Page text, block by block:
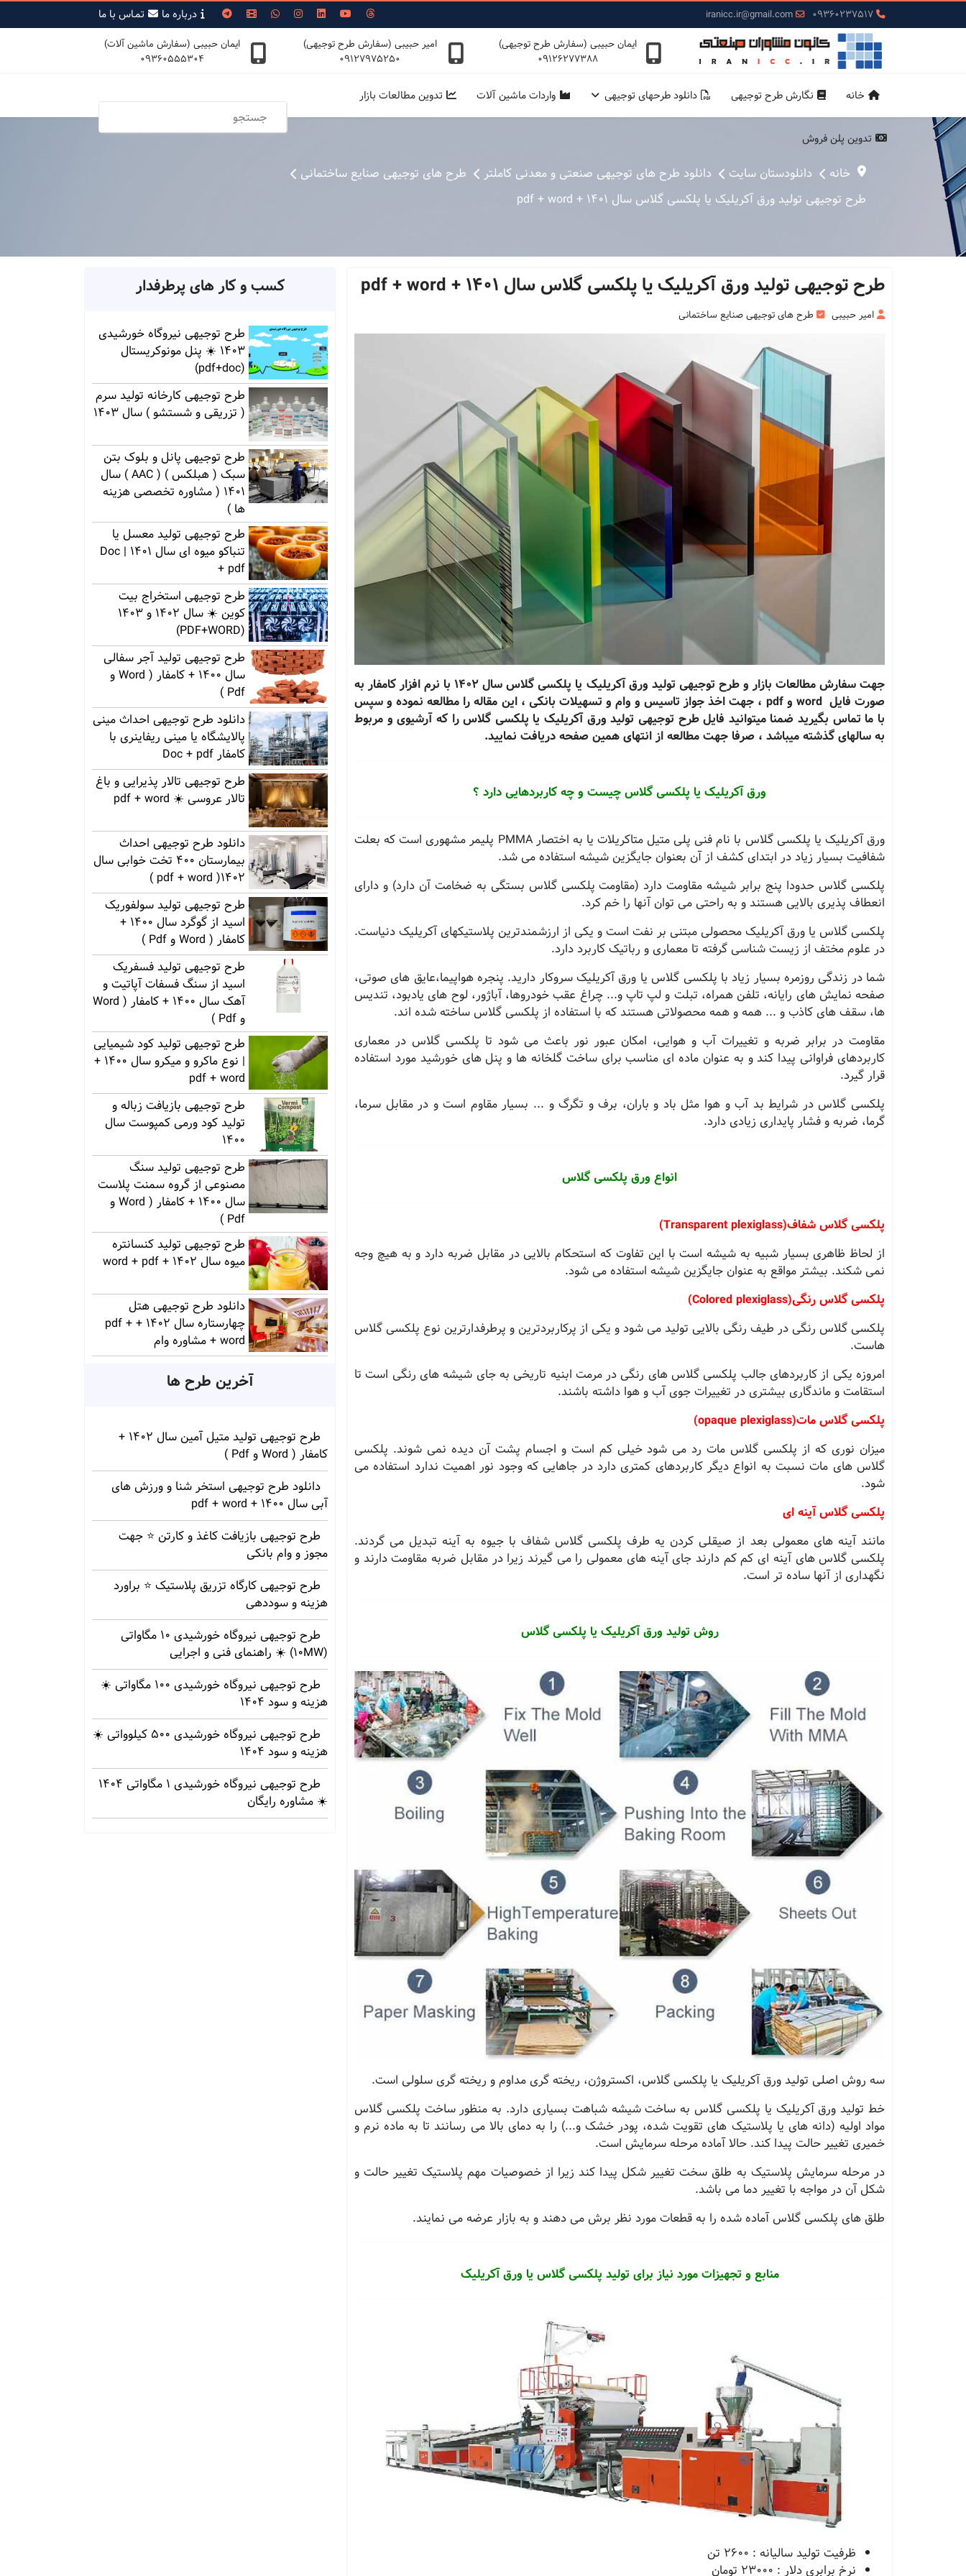
09360237517
iranicc.ir@gmail.com درباره ما تمـاس با ما
ایمان حبیبی (سفارش طرح توجیهی)
09126277388
امیر حبیبی (سفارش طرح توجیهی)
09127975250
ایمان حبیبی (سفارش ماشین آلات)
09360555304
خانه نگارش طرح توجیهی دانلود طرحهای توجیهی واردات ماشین آلات تدوین مطالعات بازار
تدوین پلن فروش
خانه دانلودستان سایت دانلود طرح های توجیهی صنعتی و معدنی کاملتر
طرح های توجیهی صنایع ساختمانی
طرح توجیهی تولید ورق آکریلیک یا پلکسی گلاس سال 1401 + pdf + word
طرح توجیهی تولید ورق آکریلیک یا پلکسی گلاس سال 1401 + pdf + word
امیر حبیبی طرح های توجیهی صنایع ساختمانی
جهت سفارش مطالعات بازار و طرح توجیهی تولید ورق آکریلیک یا پلکسی گلاس سال 1402 با نرم افزار کامفار به
صورت فایل word و pdf ، جهت اخذ جواز تاسیس و وام و تسهیلات بانکی ، این مقاله را مطالعه نموده و سپس
با ما تماس بگیرید ضمنا میتوانید فایل طرح توجیهی تولید ورق آکریلیک یا پلکسی گلاس را که آرشیوی و مربوط
به سالهای گذشته میباشد ، صرفا جهت مطالعه از انتهای همین صفحه دریافت نمایید.
ورق آکریلیک یا پلکسی گلاس چیست و چه کاربردهایی دارد ؟
ورق آکریلیک یا پلکسی گلاس با نام فنی پلی متیل متاکریلات یا به اختصارPMMA پلیمر مشهوری است که بعلت
شفافیت بسیار زیاد در ابتدای کشف از آن بعنوان جایگزین شیشه استفاده می شد.
پلکسی گلاس حدودا پنج برابر شیشه مقاومت دارد (مقاومت پلکسی گلاس بستگی به ضخامت آن دارد) و دارای
انعطاف پذیری بالایی هستند و به راحتی می توان آنها را خم کرد.
پلکسی گلاس یا ورق آکریلیک محصولی مبتنی بر نفت است و یکی از ارزشمندترین پلاستیکهای آکریلیک دنیاست.
در علوم مختف از زیست شناسی گرفته تا معماری و رباتیک کاربرد دارد.
شما در زندگی روزمره بسیار زیاد با پلکسی گلاس یا ورق آکریلیک سروکار دارید. پنجره هواپیما،عایق های صوتی،
صفحه نمایش های رایانه، تلفن همراه، تبلت و لپ تاپ و... چراغ عقب خودروها، آباژور، لوح های یادبود، تندیس
ها، سقف های کاذب و ... همه و همه محصولاتی هستند که با استفاده از پلکسی گلاس ساخته شده اند.
مقاومت در برابر ضربه و تغییرات آب و هوایی، امکان عبور نور باعث می شود تا پلکسی گلاس در معماری
کاربردهای فراوانی پیدا کند و به عنوان ماده ای مناسب برای ساخت گلخانه ها و پنل های خورشید مورد استفاده
قرار گیرد.
پلکسی گلاس در شرایط بد آب و هوا مثل باد و باران، برف و تگرگ و ... بسیار مقاوم است و در مقابل سرما،
گرما، ضربه و فشار پایداری زیادی دارد.
انواع ورق پلکسی گلاس
پلکسی گلاس شفاف(Transparent plexiglass)
از لحاظ ظاهری بسیار شبیه به شیشه است با این تفاوت که استحکام بالایی در مقابل ضربه دارد و به هیچ وجه
نمی شکند. بیشتر مواقع به عنوان جایگزین شیشه استفاده می شود.
پلکسی گلاس رنگی(Colored plexiglass)
پلکسی گلاس رنگی در طیف رنگی بالایی تولید می شود و یکی از پرکاربردترین و پرطرفدارترین نوع پلکسی گلاس
هاست.
امروزه یکی از کاربردهای جالب پلکسی گلاس های رنگی در مرمت ابنیه تاریخی به جای شیشه های رنگی است تا
استقامت و ماندگاری بیشتری در تغییرات جوی آب و هوا داشته باشند.
پلکسی گلاس مات(opaque plexiglass)
میزان نوری که از پلکسی گلاس مات رد می شود خیلی کم است و اجسام پشت آن دیده نمی شوند. پلکسی
گلاس های مات نسبت به انواع دیگر کاربردهای کمتری دارد در جاهایی که وجود نور اهمیت ندارد استفاده می
شود.
پلکسی گلاس آینه ای
مانند آینه های معمولی بعد از صیقلی کردن یه طرف پلکسی گلاس شفاف با جیوه به آینه تبدیل می گردند.
پلکسی گلاس های آینه ای کم کم دارند جای آینه های معمولی را می گیرند زیرا در مقابل ضربه مقاومت دارند و
نگهداری از آنها ساده تر است.
روش تولید ورق آکریلیک یا پلکسی گلاس
سه روش اصلی تولید ورق آکریلیک یا پلکسی گلاس، اکستروژن، ریخته گری مداوم و ریخته گری سلولی است.
خط تولید ورق آکریلیک یا پلکسی گلاس به ساخت شیشه شباهت بسیاری دارد. به منظور ساخت پلکسی گلاس
مواد اولیه (دانه های یا پلاستیک های تقویت شده، پودر خشک و...) را به دمای بالا می رسانند تا به ماده نرم و
خمیری تغییر حالت پیدا کند. حالا آماده مرحله سرمایش است.
در مرحله سرمایش پلاستیک به طلق سخت تغییر شکل پیدا کند زیرا از خصوصیات مهم پلاستیک تغییر حالت و
شکل آن در مواجه با تغییر دما می باشد.
طلق های پلکسی گلاس آماده شده را به قطعات مورد نظر برش می دهند و به بازار عرضه می نمایند.
منابع و تجهیزات مورد نیاز برای تولید پلکسی گلاس یا ورق آکریلیک
ظرفیت تولید سالیانه : 2600 تن
نرخ برابری دلار : 23000 تومان
کسب و کار های پرطرفدار
طرح توجیهی نیروگاه خورشیدی
1403 ☀️ پنل مونوکریستال
(pdf+doc)
طرح توجیهی کارخانه تولید سرم
( تزریقی و شستشو ) سال 1403
طرح توجیهی پانل و بلوک بتن
سبک ( هبلکس ) ( AAC ) سال
1401 ( مشاوره تخصصی هزینه
ها )
طرح توجیهی تولید معسل یا
تنباکو میوه ای سال 1401 | Doc
+ pdf
طرح توجیهی استخراج بیت
کوین ☀️ سال 1402 و 1403
(PDF+WORD)
طرح توجیهی تولید آجر سفالی
سال 1400 + کامفار ( Word و
Pdf )
دانلود طرح توجیهی احداث مینی
پالایشگاه یا مینی ریفاینری با
کامفار Doc + pdf
طرح توجیهی تالار پذیرایی و باغ
تالار عروسی ☀️ pdf + word
دانلود طرح توجیهی احداث
بیمارستان 400 تخت خوابی سال
1402( pdf + word )
طرح توجیهی تولید سولفوریک
اسید از گوگرد سال 1400 +
کامفار ( Word و Pdf )
طرح توجیهی تولید فسفریک
اسید از سنگ فسفات آپاتیت و
آهک سال 1400 + کامفار ( Word
و Pdf )
طرح توجیهی تولید کود شیمیایی
| نوع ماکرو و میکرو سال 1400 +
pdf + word
طرح توجیهی بازیافت زباله و
تولید کود ورمی کمپوست سال
1400
طرح توجیهی تولید سنگ
مصنوعی از گروه سمنت پلاست
سال 1400 + کامفار ( Word و
Pdf )
طرح توجیهی تولید کنسانتره
میوه سال 1402 + word + pdf
دانلود طرح توجیهی هتل
چهارستاره سال 1402 + pdf +
word + مشاوره وام
آخرین طرح ها
طرح توجیهی تولید متیل آمین سال 1402 +
کامفار ( Word و Pdf )
دانلود طرح توجیهی استخر شنا و ورزش های
آبی سال 1400 + pdf + word
طرح توجیهی بازیافت کاغذ و کارتن ⭐️ جهت
مجوز و وام بانکی
طرح توجیهی کارگاه تزریق پلاستیک ⭐ براورد
هزینه و سوددهی
طرح توجیهی نیروگاه خورشیدی 10 مگاواتی
(10MW) ☀️ راهنمای فنی و اجرایی
طرح توجیهی نیروگاه خورشیدی 100 مگاواتی ☀️
هزینه‌ و سود 1404
طرح توجیهی نیروگاه خورشیدی 500 کیلوواتی ☀️
هزینه‌ و سود 1404
طرح توجیهی نیروگاه خورشیدی 1 مگاواتی 1404
☀️ مشاوره رایگان